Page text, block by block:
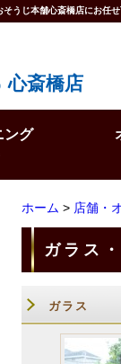
うじ本舗心斎橋店にお任せ
心斎橋店
ング
ホーム > 店舗・
ガラス
ガラス